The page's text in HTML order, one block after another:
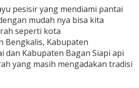
pesisir yang mendiami pantai
mudah nya bisa kita
seperti kota
Bengkalis, Kabupaten
dan Kabupaten Bagan Siapi api
yang masih mengadakan tradisi